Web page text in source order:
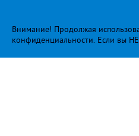
Внимание! Продолжая
конфиденциальности. Если вы НЕ